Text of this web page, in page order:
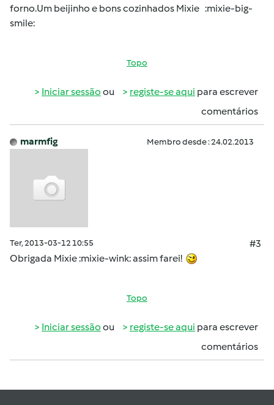
forno.Um beijinho e bons cozinhados Mixie :mixie-big-
smile:
Topo
Iniciar sessão ou registe-se aqui para escrever
comentários
marmfig Membro desde : 24.02.2013
Ter, 2013-03-12 10:55
#3
Obrigada Mixie :mixie-wink: assim farei!
Topo
Iniciar sessão ou registe-se aqui para escrever
comentários